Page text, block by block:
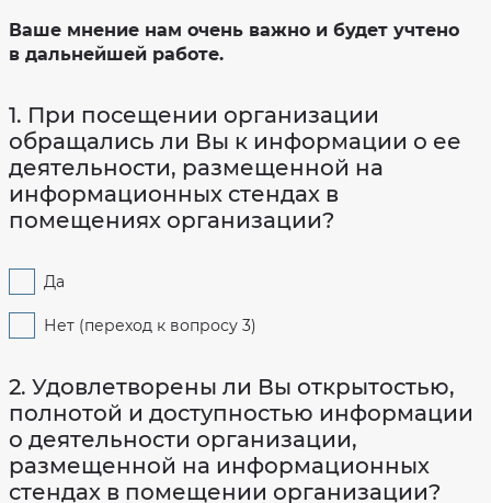
хозяйственная
деятельность
проверках
Противодействие
коррупции
Фотогалерея
Оценка
качества
оказания
Специальная
оценка
труда
учреждения
Доступная
среда
Результаты
независимой
оценки
качества
Объём
предоставления
социальных
Порядок
и
условия
предоставления
социальных
услуг
Перечень
предоставляемых
социальных
стационарной
форме
Количество
мест
в
Ваше мнение нам очень важно и будет учтено
в дальнейшей работе.
1. При посещении организации
обращались ли Вы к информации о ее
деятельности, размещенной на
информационных стендах в
помещениях организации?
Да
Нет (переход к вопросу 3)
2. Удовлетворены ли Вы открытостью,
полнотой и доступностью информации
о деятельности организации,
размещенной на информационных
стендах в помещении организации?